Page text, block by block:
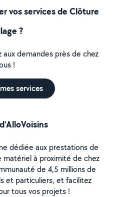
vos services de Clôture
?
aux demandes près de chez
!
services
dédiée aux prestations de
à proximité de chez
de 4,5 millions de
et particuliers, et facilitez
tous vos projets !